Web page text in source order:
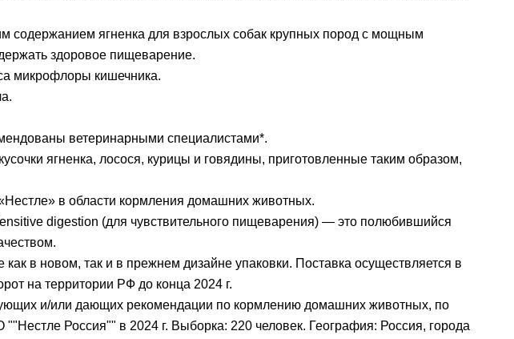
содержанием ягненка для взрослых собак крупных пород с мощным
здоровое пищеварение.
микрофлоры кишечника.
ветеринарными специалистами*.
ягненка, лосося, курицы и говядины, приготовленные таким образом,
в области кормления домашних животных.
digestion (для чувствительного пищеварения) — это полюбившийся
в новом, так и в прежнем дизайне упаковки. Поставка осуществляется в
на территории РФ до конца 2024 г.
и/или дающих рекомендации по кормлению домашних животных, по
Россия"" в 2024 г. Выборка: 220 человек. География: Россия, города